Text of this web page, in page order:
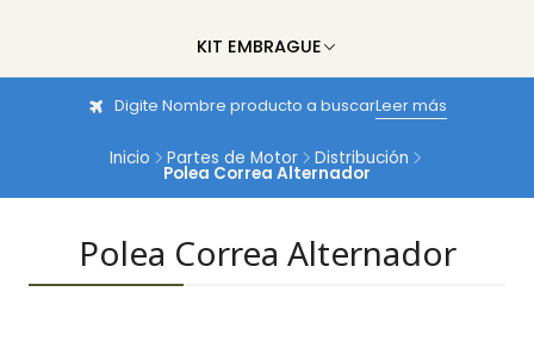
KIT EMBRAGUE
Digite Nombre producto a buscarLeer más
Inicio Partes de Motor Distribución
Polea Correa Alternador
Polea Correa Alternador